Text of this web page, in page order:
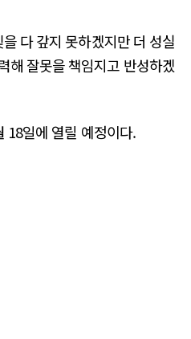
다 갚지 못하겠지만 더 성실
해 잘못을 책임지고 반성하겠
18일에 열릴 예정이다.